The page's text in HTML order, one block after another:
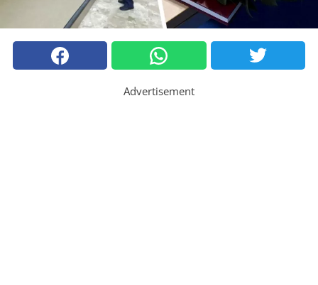
Advertisement